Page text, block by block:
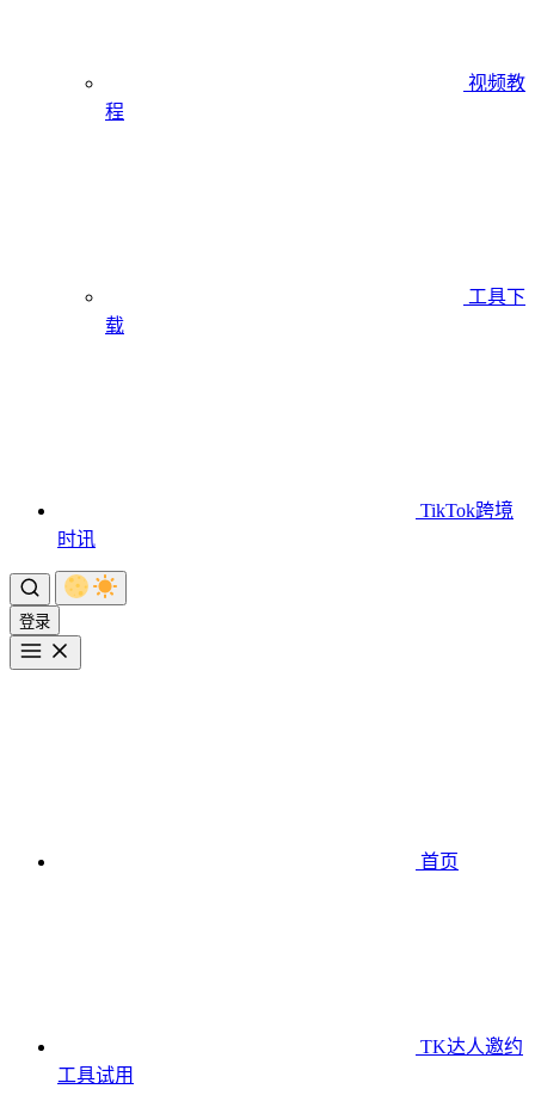
视频教
程
工具下
载
TikTok跨境
时讯
登录
首页
TK达人邀约
工具试用